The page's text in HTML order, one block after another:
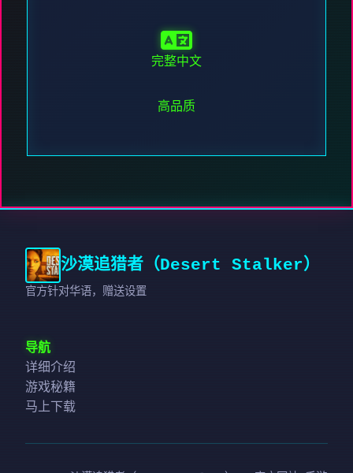
完整中文
高品质
沙漠追猎者（Desert Stalker）
官方针对华语，赠送设置
导航
详细介绍
游戏秘籍
马上下载